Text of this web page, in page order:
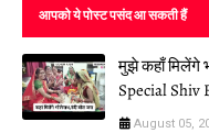
आपको ये पोस्ट पसंद आ सकती हैं
मुझे कहाँ मिलेंगे
Special Shiv
August 05,